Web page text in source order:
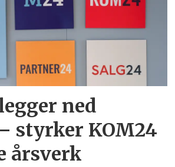
ned
styrker KOM24
årsverk